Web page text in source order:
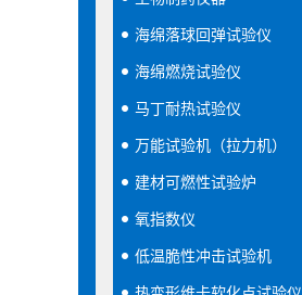
海绵落球回弹试验仪
海绵燃烧试验仪
马丁耐热试验仪
万能试验机（拉力机）
建材可燃性试验炉
氧指数仪
低温脆性冲击试验机